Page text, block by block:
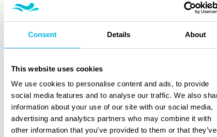
Consent Details About
This website uses cookies
We use cookies to personalise content and ads, to provide
social media features and to analyse our traffic. We also
information about your use of our site with our social media,
advertising and analytics partners who may combine it with
other information that you’ve provided to them or that they’ve
mit dem Schwimmsystem sicherzustellen.
Propellersysteme voneinander?
Turbinen liefern viel Wasser mit einer gewissen
Intensität, während Propellersysteme für eine weichere
und gleichmäßigere Strömung sorgen.
Frage 4: Warum ist die physikalische Analyse für
Gegenstromkennzeichnungen wichtig?